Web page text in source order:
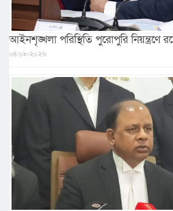
আইনশৃঙ্খলা পরিস্থিতি পুরোপুরি নিয়ন্ত্রণে
০৪/০৮/২০২৬